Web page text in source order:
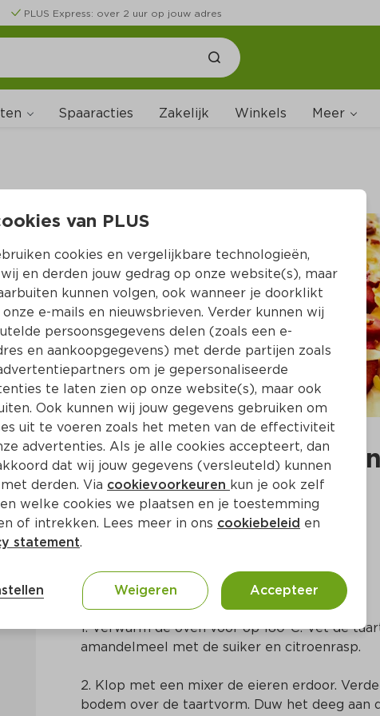
PLUS Express: over 2 uur op jouw adres
Spaaracties Zakelijk Winkels Meer
stoofpeertjes en
Mediterraans
Bereidingswijze
1. Verwarm de oven voor op 180ºC. Vet de
amandelmeel met de suiker en citroenrasp.
2. Klop met een mixer de eieren erdoor.
bodem over de taartvorm. Duw het deeg aan
van PLUS
cookies en vergelijkbare technologieën,
en derden jouw gedrag op onze website(s), maar
kunnen volgen, ook wanneer je doorklikt
e-mails en nieuwsbrieven. Verder kunnen wij
persoonsgegevens delen (zoals een e-
en aankoopgegevens) met derde partijen zoals
om je gepersonaliseerde
te laten zien op onze website(s), maar ook
Ook kunnen wij jouw gegevens gebruiken om
uit te voeren zoals het meten van de effectiviteit
advertenties. Als je alle cookies accepteert, dan
dat wij jouw gegevens (versleuteld) kunnen
derden. Via cookievoorkeuren kun je ook zelf
welke cookies we plaatsen en je toestemming
of intrekken. Lees meer in ons cookiebeleid en
statement.
Weigeren Accepteer